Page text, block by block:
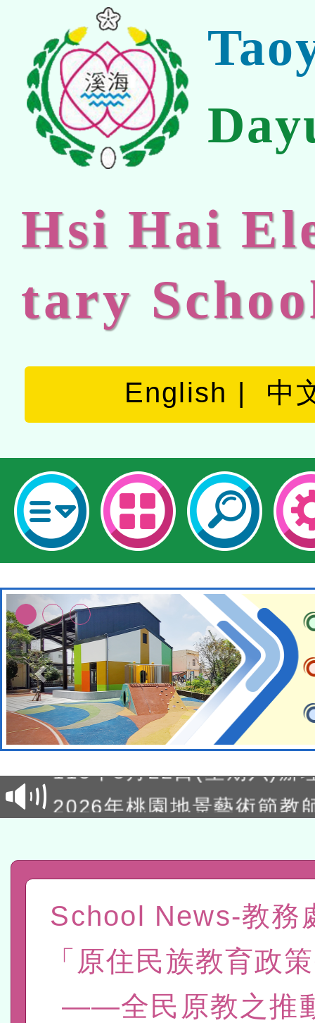
Hsi Hai
tary
English 中
轉知經濟部水利署委託財
研究院辦理「115年表揚
位及節水達人選拔活動」
市孔廟祈福系列活動—儒
2026年桃園地景藝術節教
宜
轉知教育部國民及學前教
灣師範大學辦理「114至
進學校輔導計畫師資專業
計畫
函轉國家教育研究院中心
民族教育政策研討會「原
趨勢與發展」
轉知教育部國民及學前教
政府教育局辦理「115年
研習實施計畫－夢的N次
函轉國立臺灣師範大學辦
臺北學習中心115年度第2
轉知有關國立成功大學辦
School News-教務
「原住民族教育政
——全民原教之推